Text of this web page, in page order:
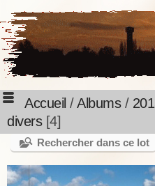
Accueil /Albums/
divers 4
Rechercher dans ce lot